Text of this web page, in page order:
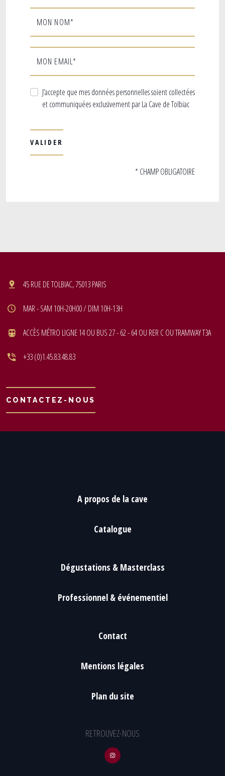
MON NOM*
MON EMAIL*
J’accepte que mes données personnelles soient collectées
et communiquées exclusivement par La Cave de Tolbiac
* CHAMP OBLIGATOIRE
45 RUE DE TOLBIAC, 75013 PARIS
MAR - SAM 10H-20H00 / DIM 10H-13H
ACCÈS MÉTRO LIGNE 14 OU BUS 27 - 62 - 64 OU RER C OU TRAMWAY T3A
+33 (0)1.45.83.48.83
CONTACTEZ-NOUS
A propos de la cave
Catalogue
Dégustations & Masterclass
Professionnel & événementiel
Contact
Mentions légales
Plan du site
RETROUVEZ-NOUS